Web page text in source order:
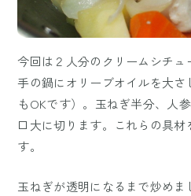
今回は２人分のクリームシチ
手の鍋にオリーブオイルを大
もOKです）。玉ねぎ半分、人
口大に切ります。これらの具
す。
玉ねぎが透明になるまで炒め